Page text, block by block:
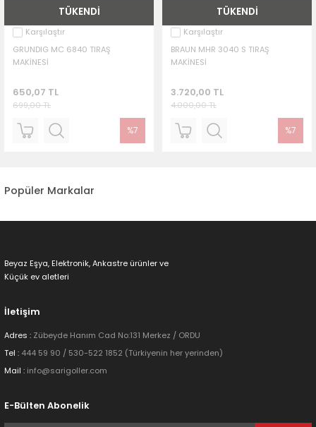
TÜKENDİ
Karşılaştır
GRUNDIG MC 6840 TIRAŞ
MAKİNESİ
650,07 TL
699,00 TL
%7
TÜKENDİ
Karşılaştır
BRAUN MHR 3040 S TIRAŞ
MAKİNESİ
3.720,00 TL
4.000,00 TL
%7
Popüler Markalar
Beyaz Eşya, Elektronik, Ankastre ürünler ve
Küçük ev aletleri
İletişim
Adres : Zübeyde Hanım Cad No:131 Merkez / ORDU
Tel : 444 59 90 / 530-522 1852 (Türkiyenin her yerinden)
Mail : info@sarigoller.com
E-Bülten Abonelik